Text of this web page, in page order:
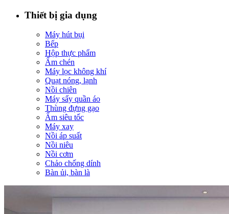
Thiết bị gia dụng
Máy hút bụi
Bếp
Hộp thực phẩm
Ấm chén
Máy lọc không khí
Quạt nóng, lạnh
Nồi chiên
Máy sấy quần áo
Thùng đựng gạo
Ấm siêu tốc
Máy xay
Nồi áp suất
Nồi niêu
Nồi cơm
Chảo chống dính
Bàn ủi, bàn là